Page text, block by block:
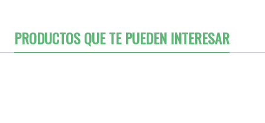
PRODUCTOS QUE TE PUEDEN INTERESAR